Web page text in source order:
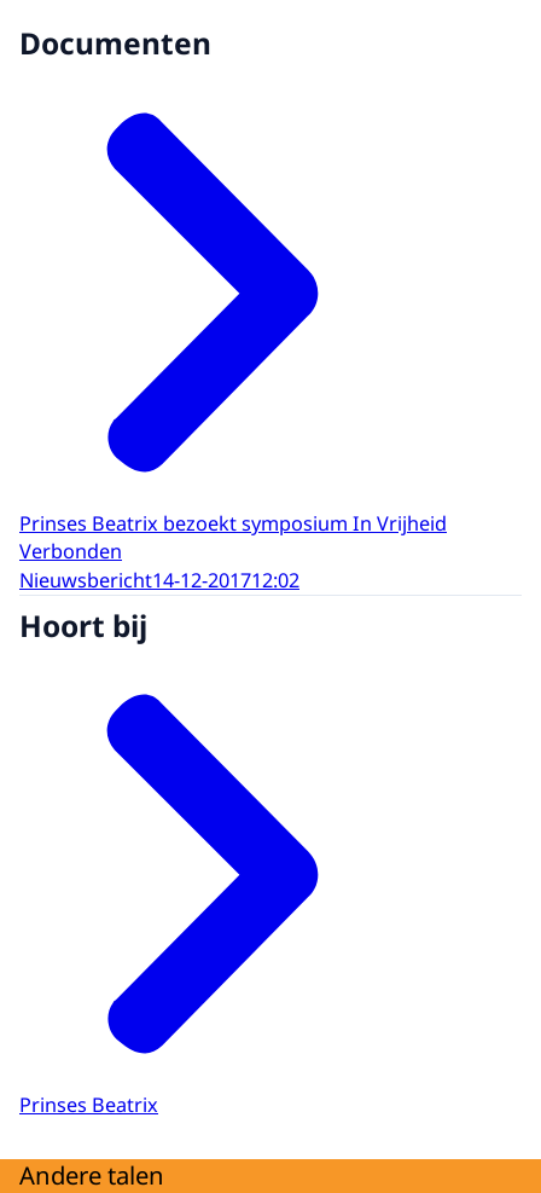
Documenten
Prinses Beatrix bezoekt symposium In Vrijheid
Verbonden
Nieuwsbericht14-12-201712:02
Hoort bij
Prinses Beatrix
Andere talen